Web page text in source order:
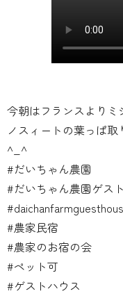
今朝はフランスより
ノスィートの葉っぱ
^_^
#だいちゃん農園
#だいちゃん農園ゲス
#農家民宿
#農家のお宿の会
#ペット可
#ゲストハウス